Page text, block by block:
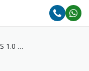
NIVUS 1.0 200 TSI Highline